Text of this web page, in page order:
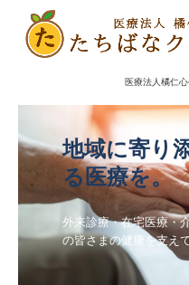
お知らせ
大牟田本院
お知らせ
求人情報 看護師
求人情報 医療事務
医療法人橘仁
地域に寄り
る医療を。
外来診療・在宅医療・
の皆さまの健康を支え